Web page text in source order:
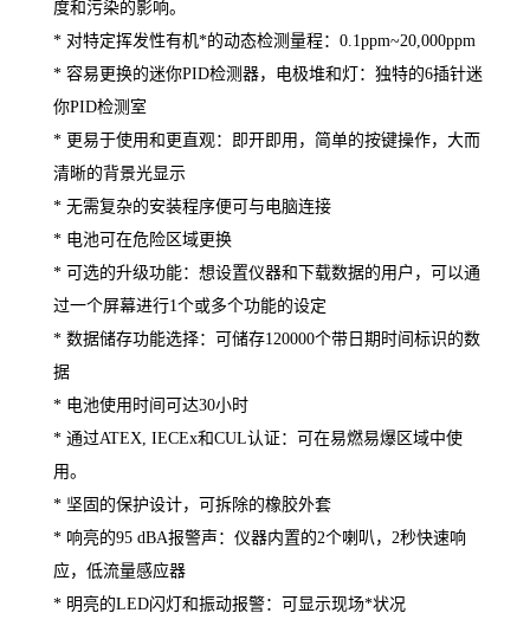
度和污染的影响。
* 对特定挥发性有机*的动态检测量程： 0.1ppm~20,000ppm
* 容易更换的迷你PID检测器，电极堆和灯：独特的6插针迷
你PID检测室
* 更易于使用和更直观：即开即用，简单的按键操作，大而
清晰的背景光显示
* 无需复杂的安装程序便可与电脑连接
* 电池可在危险区域更换
* 可选的升级功能：想设置仪器和下载数据的用户，可以通
过一个屏幕进行1个或多个功能的设定
* 数据储存功能选择：可储存120000个带日期时间标识的数
据
* 电池使用时间可达30小时
* 通过ATEX, IECEx和CUL认证：可在易燃易爆区域中使
用。
* 坚固的保护设计，可拆除的橡胶外套
* 响亮的95 dBA报警声：仪器内置的2个喇叭，2秒快速响
应，低流量感应器
* 明亮的LED闪灯和振动报警：可显示现场*状况